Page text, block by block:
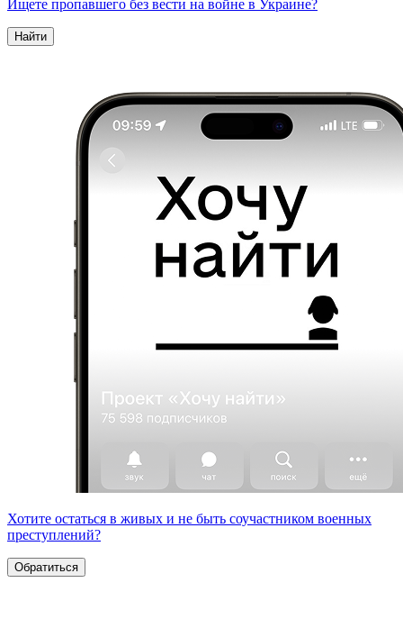
Ищете пропавшего без вести на войне в Украине?
Найти
Хотите остаться в живых и не быть соучастником военных
преступлений?
Обратиться